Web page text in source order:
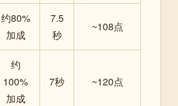
约80%
加成
7.5
秒
~108点
约
100%
加成
7秒 ~120点